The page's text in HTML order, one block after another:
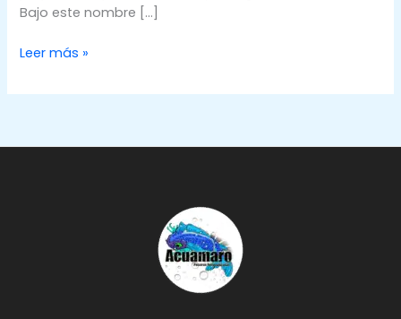
Bajo este nombre […]
Peces
Leer más »